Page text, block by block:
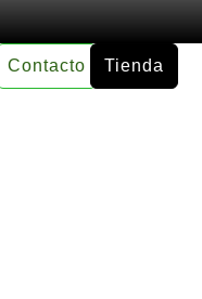
Contacto Tienda